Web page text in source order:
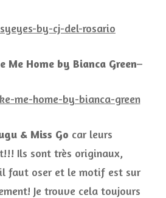
Me Home by Bianca Green–
& Miss Go car leurs
Ils sont très originaux,
faut oser et le motif est sur
Je trouve cela toujours